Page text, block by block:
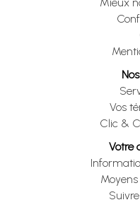
Vos
Clic &
Votre